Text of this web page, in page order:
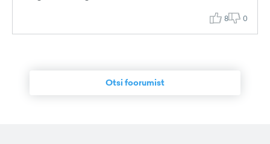
8 0
Otsi foorumist